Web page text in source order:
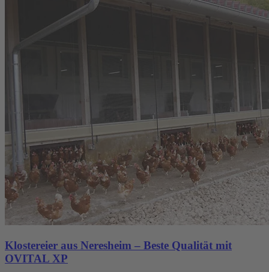
Klostereier aus Neresheim – Beste Qualität mit
OVITAL XP